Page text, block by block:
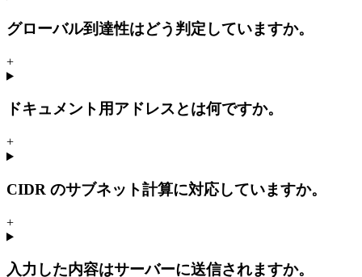
グローバル到達性はどう判定していますか。
+
ドキュメント用アドレスとは何ですか。
+
CIDR のサブネット計算に対応していますか。
+
入力した内容はサーバーに送信されますか。